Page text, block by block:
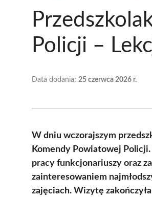
Policji –
Data dodania: 25 czerwca 2026 r.
W dniu wczorajszym
Komendy Powiatowej
pracy funkcjonariuszy oraz
zainteresowaniem
zajęciach. Wizytę